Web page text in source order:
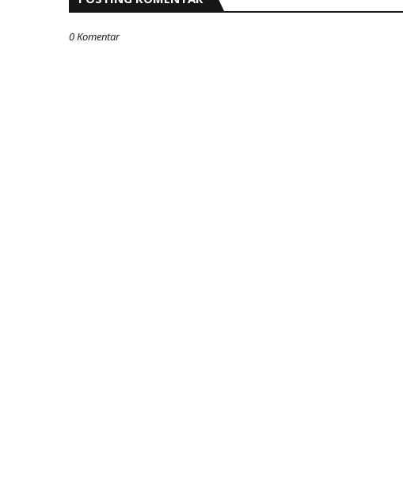
0 Komentar